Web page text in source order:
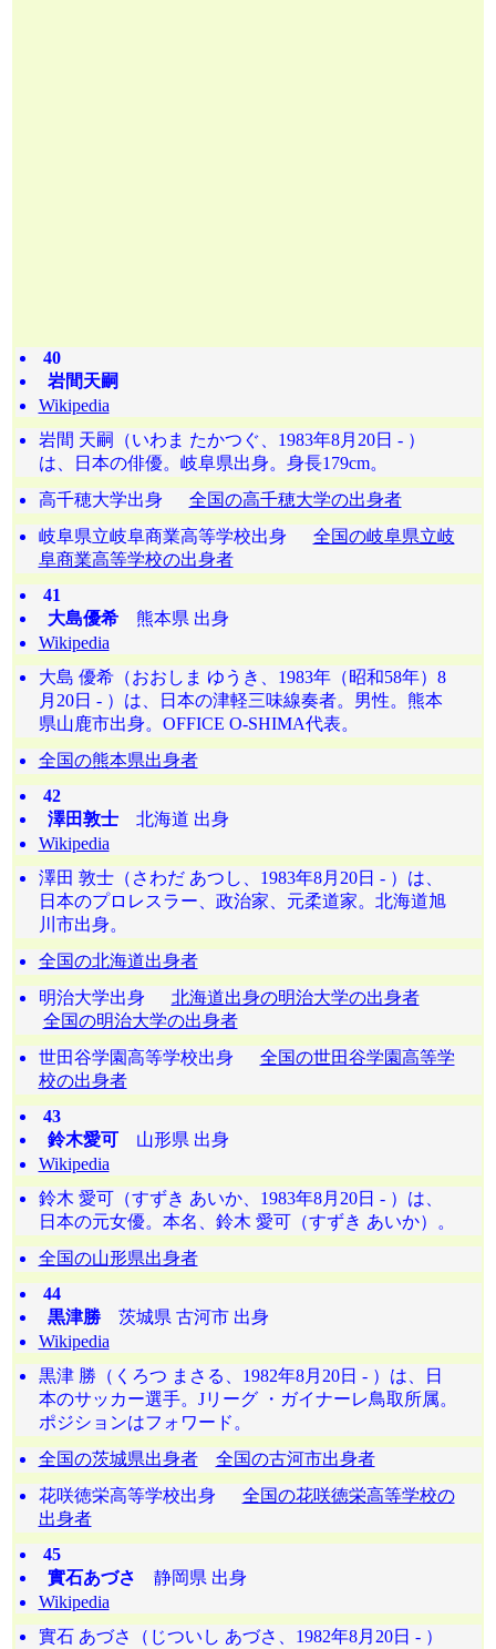
40
岩間天嗣
Wikipedia
岩間 天嗣（いわま たかつぐ、1983年8月20日 - ）
は、日本の俳優。岐阜県出身。身長179cm。
高千穂大学出身 全国の高千穂大学の出身者
岐阜県立岐阜商業高等学校出身 全国の岐阜県立岐
阜商業高等学校の出身者
41
大島優希熊本県 出身
Wikipedia
大島 優希（おおしま ゆうき、1983年（昭和58年）8
月20日 - ）は、日本の津軽三味線奏者。男性。熊本
県山鹿市出身。OFFICE O-SHIMA代表。
全国の熊本県出身者
42
澤田敦士北海道 出身
Wikipedia
澤田 敦士（さわだ あつし、1983年8月20日 - ）は、
日本のプロレスラー、政治家、元柔道家。北海道旭
川市出身。
全国の北海道出身者
明治大学出身 北海道出身の明治大学の出身者
全国の明治大学の出身者
世田谷学園高等学校出身 全国の世田谷学園高等学
校の出身者
43
鈴木愛可山形県 出身
Wikipedia
鈴木 愛可（すずき あいか、1983年8月20日 - ）は、
日本の元女優。本名、鈴木 愛可（すずき あいか）。
全国の山形県出身者
44
黒津勝茨城県 古河市 出身
Wikipedia
黒津 勝（くろつ まさる、1982年8月20日 - ）は、日
本のサッカー選手。Jリーグ ・ガイナーレ鳥取所属。
ポジションはフォワード。
全国の茨城県出身者
全国の古河市出身者
花咲徳栄高等学校出身 全国の花咲徳栄高等学校の
出身者
45
實石あづさ 静岡県 出身
Wikipedia
實石 あづさ（じついし あづさ、1982年8月20日 - ）